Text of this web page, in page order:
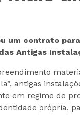
um contrato
Antigas
antigas
em regime de
própria,